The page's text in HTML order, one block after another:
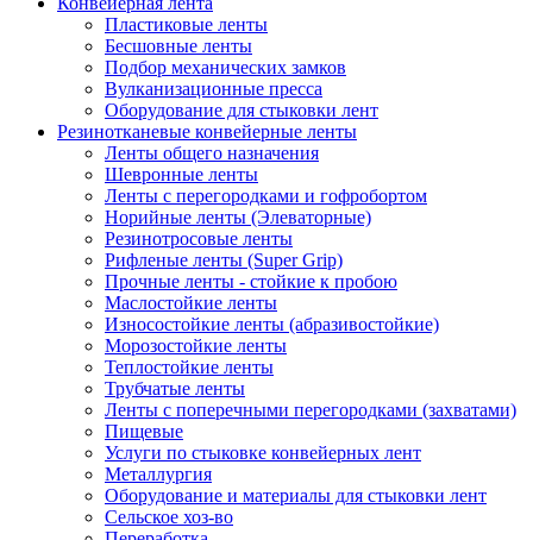
Пластиковые ленты
Бесшовные ленты
Подбор механических замков
Вулканизационные пресса
Оборудование для стыковки лент
Резинотканевые конвейерные ленты
Ленты общего назначения
Шевронные ленты
Ленты с перегородками и гофробортом
Норийные ленты (Элеваторные)
Резинотросовые ленты
Рифленые ленты (Super Grip)
Прочные ленты - стойкие к пробою
Маслостойкие ленты
Износостойкие ленты (абразивостойкие)
Морозостойкие ленты
Теплостойкие ленты
Трубчатые ленты
Ленты с поперечными перегородками (захватами)
Пищевые
Услуги по стыковке конвейерных лент
Металлургия
Оборудование и материалы для стыковки лент
Сельское хоз-во